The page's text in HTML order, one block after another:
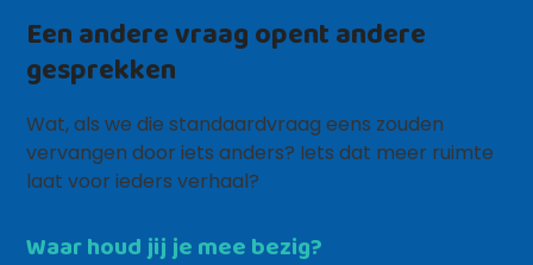
Een andere vraag opent andere
gesprekken
Wat, als we die standaardvraag eens zouden
vervangen door iets anders? Iets dat meer ruimte
laat voor ieders verhaal?
Waar houd jij je mee bezig?